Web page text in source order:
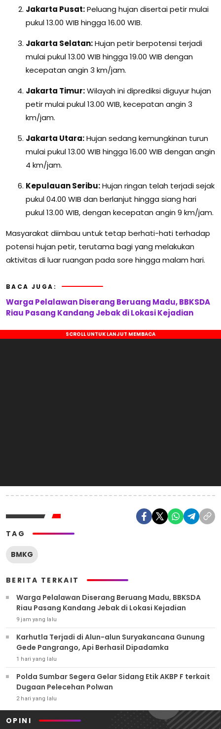
Jakarta Pusat:Peluang hujan disertai petir mulai
pukul 13.00 WIB hingga 16.00 WIB.
Jakarta Selatan:Hujan petir berpotensi terjadi
mulai pukul 13.00 WIB hingga 19.00 WIB dengan
kecepatan angin 3 km/jam.
Jakarta Timur:Wilayah ini diprediksi diguyur hujan
petir mulai pukul 13.00 WIB, kecepatan angin 3
km/jam.
Jakarta Utara:Hujan sedang kemungkinan turun
mulai pukul 13.00 WIB hingga 16.00 WIB dengan angin
4 km/jam.
Kepulauan Seribu:Hujan ringan telah terjadi sejak
pukul 04.00 WIB dan berlanjut hingga siang hari
pukul 13.00 WIB, dengan kecepatan angin 9 km/jam.
Masyarakat diimbau untuk tetap berhati-hati terhadap
potensi hujan petir, terutama bagi yang melakukan
aktivitas di luar ruangan pada sore hingga malam hari.
BACA JUGA:
Warga Pelalawan Diserang Beruang Madu, BBKSDA
Riau Pasang Kandang Jebak di Lokasi Kejadian
TAG
BMKG
BERITA TERKAIT
Warga Pelalawan Diserang Beruang Madu, BBKSDA
Riau Pasang Kandang Jebak di Lokasi Kejadian
9 jam yang lalu
Karhutla Terjadi di Alun-alun Suryakancana Gunung
Gede Pangrango, Api Berhasil Dipadamka
1 hari yang lalu
Polda Sumbar Segera Gelar Sidang Etik AKBP F terkait
Dugaan Pelecehan Polwan
2 hari yang lalu
OPINI